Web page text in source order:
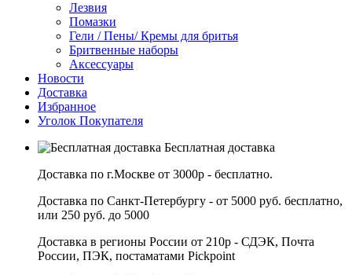
Лезвия
Помазки
Гели / Пены/ Кремы для бритья
Бритвенные наборы
Аксессуары
Новости
Доставка
Избранное
Уголок Покупателя
Бесплатная доставка
Доставка по г.Москве от 3000р - бесплатно.
Доставка по Санкт-Петербургу - от 5000 руб. бесплатно,
или 250 руб. до 5000
Доставка в регионы России от 210р - СДЭК, Почта
России, ПЭК, постаматами Pickpoint